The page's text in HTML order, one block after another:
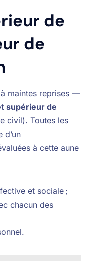
de
de
à maintes reprises —
supérieur de
civil). Toutes les
d’un
à cette aune
et sociale ;
chacun des